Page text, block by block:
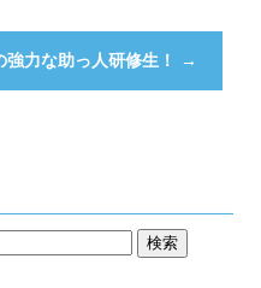
強力な助っ人研修生！ →